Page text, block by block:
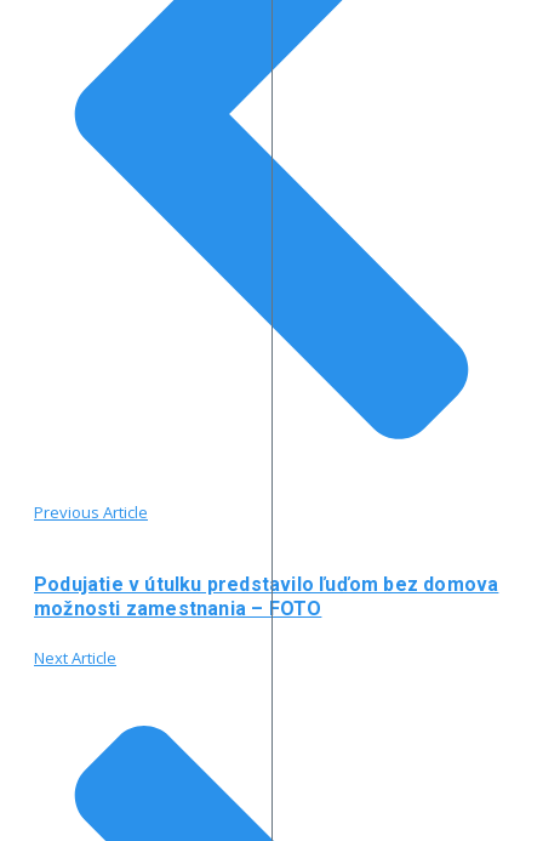
Previous Article
Podujatie v útulku predstavilo ľuďom bez domova
možnosti zamestnania – FOTO
Next Article